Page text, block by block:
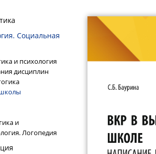
Социальная
и психология
дисциплин
и
Логопедия